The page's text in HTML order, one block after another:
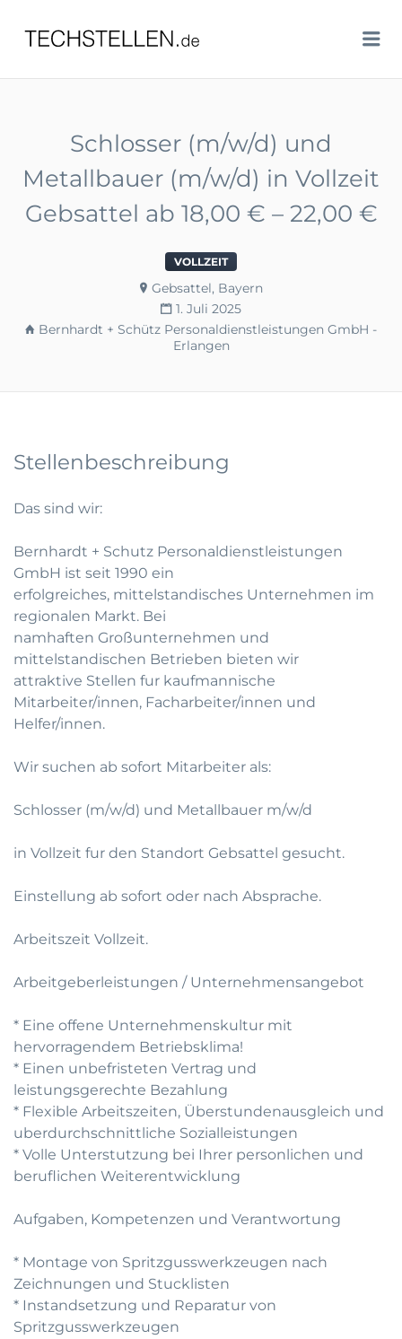
TECHSTELLEN.DE
Schlosser (m/w/d) und
Metallbauer (m/w/d) in Vollzeit
Gebsattel ab 18,00 € – 22,00 €
VOLLZEIT
Gebsattel, Bayern
1. Juli 2025
Bernhardt + Schütz Personaldienstleistungen GmbH -
Erlangen
Stellenbeschreibung
Das sind wir:
Bernhardt + Schutz Personaldienstleistungen
GmbH ist seit 1990 ein
erfolgreiches, mittelstandisches Unternehmen im
regionalen Markt. Bei
namhaften Großunternehmen und
mittelstandischen Betrieben bieten wir
attraktive Stellen fur kaufmannische
Mitarbeiter/innen, Facharbeiter/innen und
Helfer/innen.
Wir suchen ab sofort Mitarbeiter als:
Schlosser (m/w/d) und Metallbauer m/w/d
in Vollzeit fur den Standort Gebsattel gesucht.
Einstellung ab sofort oder nach Absprache.
Arbeitszeit Vollzeit.
Arbeitgeberleistungen / Unternehmensangebot
* Eine offene Unternehmenskultur mit
hervorragendem Betriebsklima!
* Einen unbefristeten Vertrag und
leistungsgerechte Bezahlung
* Flexible Arbeitszeiten, Überstundenausgleich und
uberdurchschnittliche Sozialleistungen
* Volle Unterstutzung bei Ihrer personlichen und
beruflichen Weiterentwicklung
Aufgaben, Kompetenzen und Verantwortung
* Montage von Spritzgusswerkzeugen nach
Zeichnungen und Stucklisten
* Instandsetzung und Reparatur von
Spritzgusswerkzeugen